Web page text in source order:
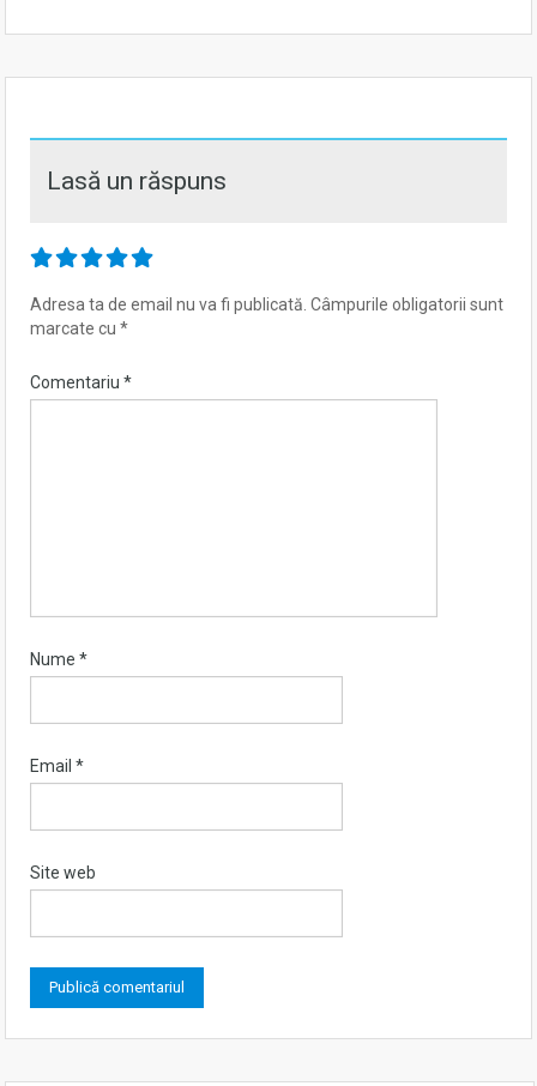
Lasă un răspuns
Adresa ta de email nu va fi publicată. Câmpurile obligatorii sunt
marcate cu *
Comentariu *
Nume *
Email *
Site web